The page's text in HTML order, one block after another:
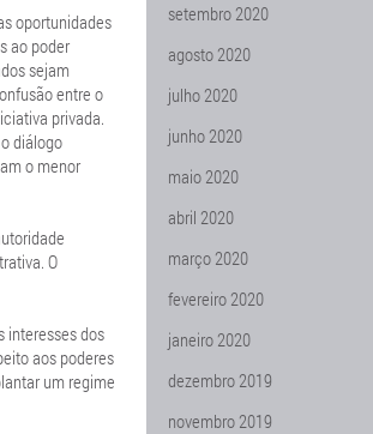
oportunidades
ao poder
sejam
entre o
privada.
diálogo
o menor
O
interesses dos
aos poderes
um regime
setembro 2020
agosto 2020
julho 2020
junho 2020
maio 2020
abril 2020
março 2020
fevereiro 2020
janeiro 2020
dezembro 2019
novembro 2019